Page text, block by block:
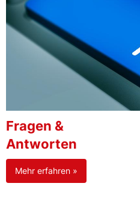
Fragen &
Antworten
Mehr erfahren »